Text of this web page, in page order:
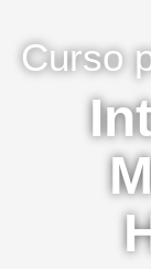
Curso